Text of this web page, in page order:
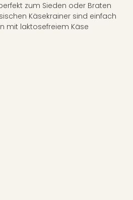
zum Sieden oder Braten
Käsekrainer sind einfach
mit laktosefreiem Käse